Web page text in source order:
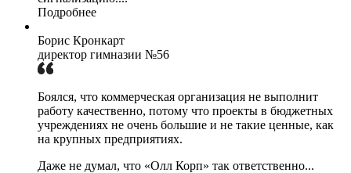
Подробнее
Борис Кронкарт
директор гимназии №56
Боялся, что коммерческая организация не выполнит
работу качественно, потому что проекты в бюджетных
учреждениях не очень большие и не такие ценные, как
на крупных предприятиях.
Даже не думал, что «Олл Корп» так ответственно...